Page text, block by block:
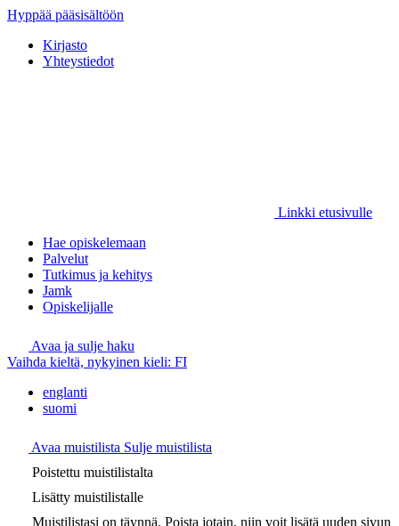
Hyppää pääsisältöön
Kirjasto
Yhteystiedot
Linkki etusivulle
Hae opiskelemaan
Palvelut
Tutkimus ja kehitys
Jamk
Opiskelijalle
Avaa ja sulje haku
Vaihda kieltä, nykyinen kieli: FI
englanti
suomi
Avaa muistilista Sulje muistilista
Poistettu muistilistalta
Lisätty muistilistalle
Muistilistasi on täynnä. Poista jotain, niin voit lisätä uuden sivun